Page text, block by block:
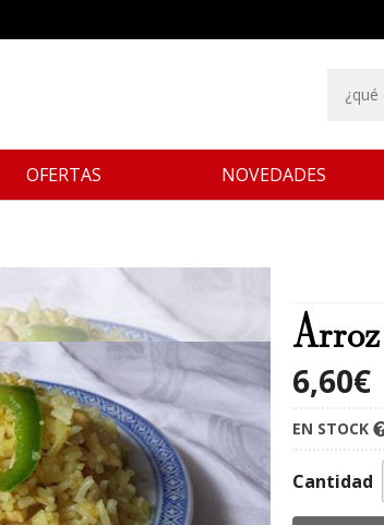
OFERTAS NOVEDADES
6,60€
EN STOCK
Cantidad